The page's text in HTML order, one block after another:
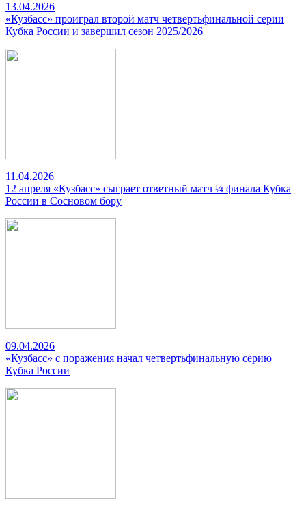
13.04.2026
«Кузбасс» проиграл второй матч четвертьфинальной серии
Кубка России и завершил сезон 2025/2026
11.04.2026
12 апреля «Кузбасс» сыграет ответный матч ¼ финала Кубка
России в Сосновом бору
09.04.2026
«Кузбасс» с поражения начал четвертьфинальную серию
Кубка России